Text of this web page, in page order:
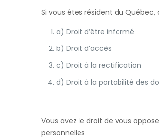
Si vous êtes résident du
a) Droit d’être informé
b) Droit d’accès
c) Droit à la rectification
d) Droit à la portabilité des
Vous avez le droit de vous
personnelles